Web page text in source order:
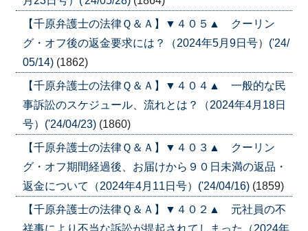
【千原弁護士の法律Ｑ＆Ａ】▼４０５▲ クーリン
グ・オフ後の返金要求には？（2024年5月9日号）('24/
05/14) (1862)
【千原弁護士の法律Ｑ＆Ａ】▼４０４▲ 一般的な民
事訴訟のスケジュール、流れとは？（2024年4月18日
号）('24/04/23) (1860)
【千原弁護士の法律Ｑ＆Ａ】▼４０３▲ クーリン
グ・オフ期間経過後、お届けから９０日未満の返品・
返金について（2024年4月11日号）('24/04/16) (1859)
【千原弁護士の法律Ｑ＆Ａ】▼４０２▲ 元社員の不
祥事により不当な訴訟が提起されてしまった（2024年